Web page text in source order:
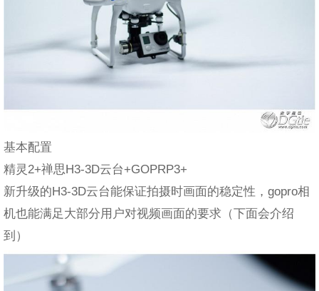
基本配置
精灵2+禅思H3-3D云台+GOPRP3+
新升级的H3-3D云台能保证拍摄时画面的稳定性，gopro相
机也能满足大部分用户对视频画面的要求（下面会介绍
到）